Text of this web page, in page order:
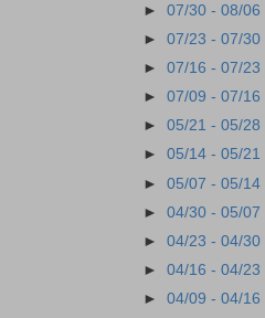
►07/30 - 08/06
►07/23 - 07/30
►07/16 - 07/23
►07/09 - 07/16
►05/21 - 05/28
►05/14 - 05/21
►05/07 - 05/14
►04/30 - 05/07
►04/23 - 04/30
►04/16 - 04/23
►04/09 - 04/16